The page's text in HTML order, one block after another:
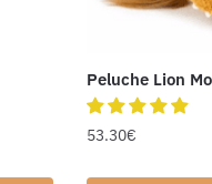
Peluche Lion
53.30€